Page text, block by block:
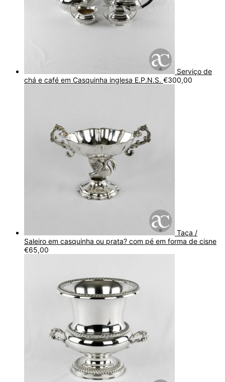
Serviço de
chá e café em Casquinha inglesa E.P.N.S. €300,00
Taça /
Saleiro em casquinha ou prata? com pé em forma de cisne
€65,00